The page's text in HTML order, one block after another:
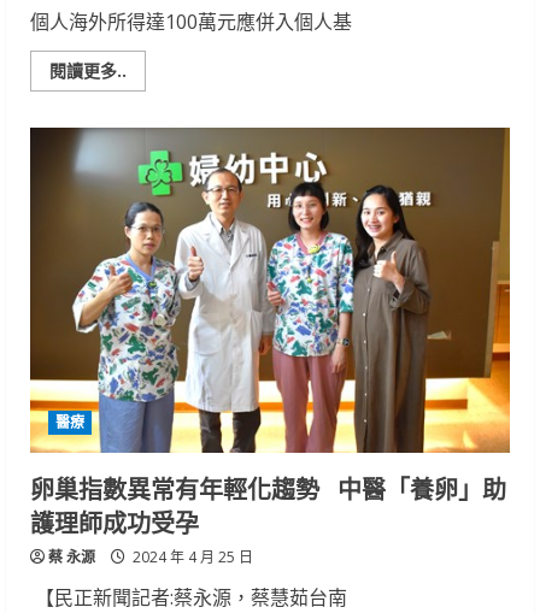
不
濟
的
手
個人海外所得達100萬元應併入個人基
閱讀更多..
more
政
南
區
國
稅
局
表
示
醫療
卵巢指數異常有年輕化趨勢 中醫「養卵」助
護理師成功受孕
蔡 永源 2024 年 4 月 25 日
【民正新聞記者:蔡永源，蔡慧茹台南